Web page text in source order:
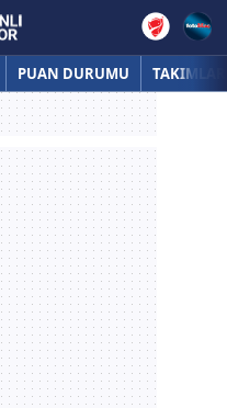
PUAN DURUMU TAKIMLAR